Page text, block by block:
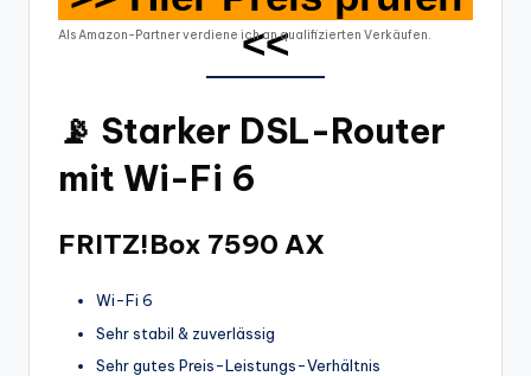
<<
Als Amazon-Partner verdiene ich an qualifizierten Verkäufen.
📡 Starker DSL-Router
mit Wi-Fi 6
FRITZ!Box 7590 AX
Wi-Fi 6
Sehr stabil & zuverlässig
Sehr gutes Preis-Leistungs-Verhältnis